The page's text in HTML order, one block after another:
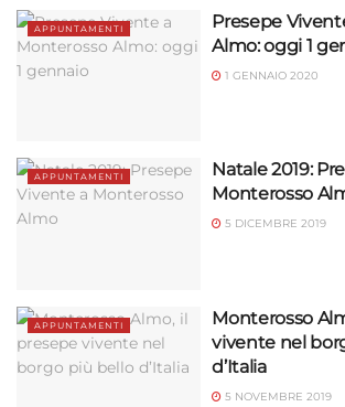
APPUNTAMENTI
Presepe
Almo: oggi 1
1 GENNAIO 2020
APPUNTAMENTI
Natale 2019:
Monterosso
5 DICEMBRE 2019
APPUNTAMENTI
Monterosso
vivente nel
d’Italia
5 NOVEMBRE 2019